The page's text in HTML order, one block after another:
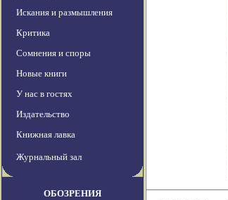
Искания и размышления
Критика
Сомнения и споры
Новые книги
У нас в гостях
Издательство
Книжная лавка
Журнальный зал
ОБОЗРЕНИЯ